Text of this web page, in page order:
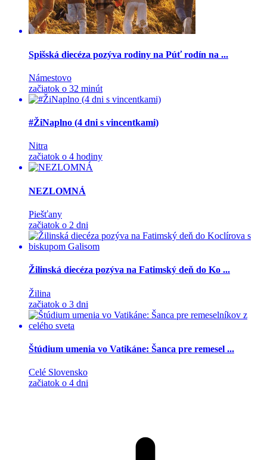
Spišská diecéza pozýva rodiny na Púť rodín na ...
Námestovo
začiatok o 32 minút
#ŽiNaplno (4 dni s vincentkami)
Nitra
začiatok o 4 hodiny
NEZLOMNÁ
Piešťany
začiatok o 2 dni
Žilinská diecéza pozýva na Fatimský deň do Ko ...
Žilina
začiatok o 3 dni
Štúdium umenia vo Vatikáne: Šanca pre remesel ...
Celé Slovensko
začiatok o 4 dni